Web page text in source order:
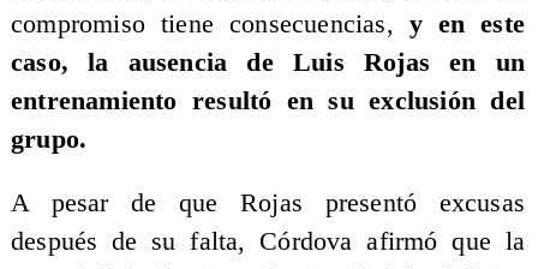
compromiso tiene consecuencias, y en este
caso, la ausencia de Luis Rojas en un
entrenamiento resultó en su exclusión del
grupo.
A pesar de que Rojas presentó excusas
después de su falta, Córdova afirmó que la